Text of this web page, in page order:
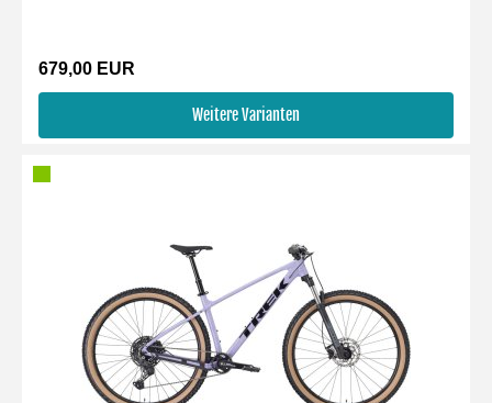
679,00 EUR
Weitere Varianten